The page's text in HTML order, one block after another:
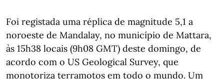
Foi registada uma réplica de magnitude 5,1 a
noroeste de Mandalay, no município de Mattara,
às 15h38 locais (9h08 GMT) deste domingo, de
acordo com o US Geological Survey, que
monotoriza terramotos em todo o mundo. Um